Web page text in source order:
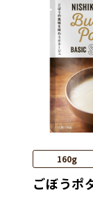
160g
ごぼうポ